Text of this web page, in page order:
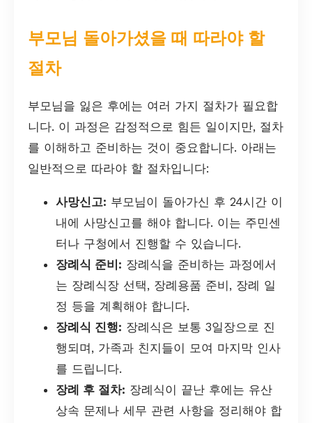
부모님 돌아가셨을 때 따라야 할
절차
부모님을 잃은 후에는 여러 가지 절차가 필요합
니다. 이 과정은 감정적으로 힘든 일이지만, 절차
를 이해하고 준비하는 것이 중요합니다. 아래는
일반적으로 따라야 할 절차입니다:
사망신고: 부모님이 돌아가신 후 24시간 이
내에 사망신고를 해야 합니다. 이는 주민센
터나 구청에서 진행할 수 있습니다.
장례식 준비: 장례식을 준비하는 과정에서
는 장례식장 선택, 장례용품 준비, 장례 일
정 등을 계획해야 합니다.
장례식 진행: 장례식은 보통 3일장으로 진
행되며, 가족과 친지들이 모여 마지막 인사
를 드립니다.
장례 후 절차: 장례식이 끝난 후에는 유산
상속 문제나 세무 관련 사항을 정리해야 합